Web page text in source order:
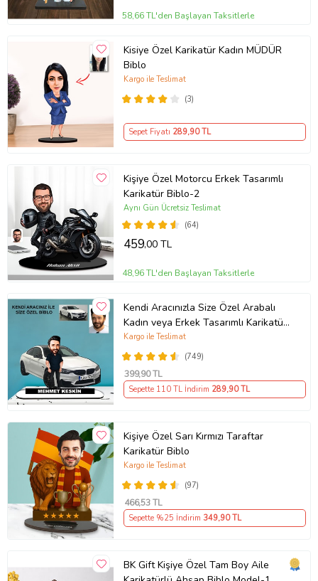
58,66 TL'den Başlayan Taksitlerle
Kisiye Özel Karikatür Kadın MÜDÜR
Biblo
(3)
Kargo ile Teslimat
Sepet Fiyatı 289,90 TL
Kişiye Özel Motorcu Erkek Tasarımlı
Karikatür Biblo-2
(64)
Aynı Gün Ücretsiz Teslimat
459,00 TL
48,96 TL'den Başlayan Taksitlerle
Kendi Aracınızla Size Özel Arabalı
Kadın veya Erkek Tasarımlı Karikatür
Biblo , Babalar Günü Hediyesi,
Erkeğe Hediye, Rent A Car Hediyesi
(749)
Kargo ile Teslimat
399,90 TL
Sepette 110 TL İndirim 289,90 TL
Kişiye Özel Sarı Kırmızı Taraftar
Karikatür Biblo
(97)
Kargo ile Teslimat
466,53 TL
Sepette %25 İndirim 349,90 TL
BK Gift Kişiye Özel Tam Boy Aile